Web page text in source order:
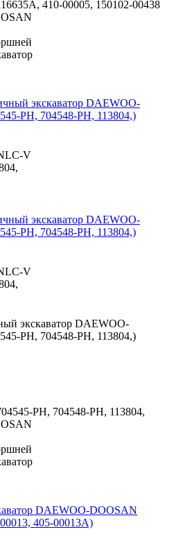
410-00005, 150102-00438
V
V
экскаватор DAEWOO-
PH, 704548-PH, 113804,)
PH, 704548-PH, 113804,